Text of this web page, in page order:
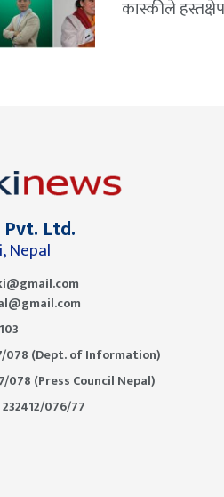
कास्कीले
Ltd.
Nepal
078 (Dept. of Information)
078 (Press Council Nepal)
076/77